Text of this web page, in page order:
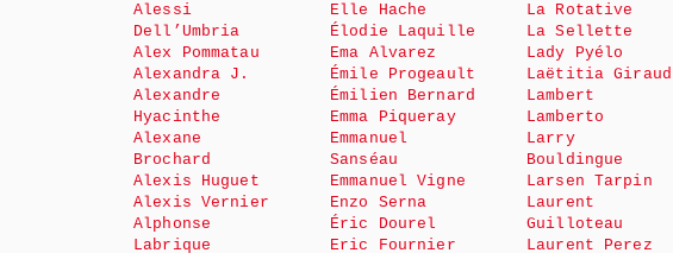
Alessi
Dell’Umbria
Alex Pommatau
Alexandra J.
Alexandre
Hyacinthe
Alexane
Brochard
Alexis Huguet
Alexis Vernier
Alphonse
Labrique
Elle Hache
Élodie Laquille
Ema Alvarez
Émile Progeault
Émilien Bernard
Emma Piqueray
Emmanuel
Sanséau
Emmanuel Vigne
Enzo Serna
Éric Dourel
Eric Fournier
La Rotative
La Sellette
Lady Pyélo
Laëtitia Giraud
Lambert
Lamberto
Larry
Bouldingue
Larsen Tarpin
Laurent
Guilloteau
Laurent Perez